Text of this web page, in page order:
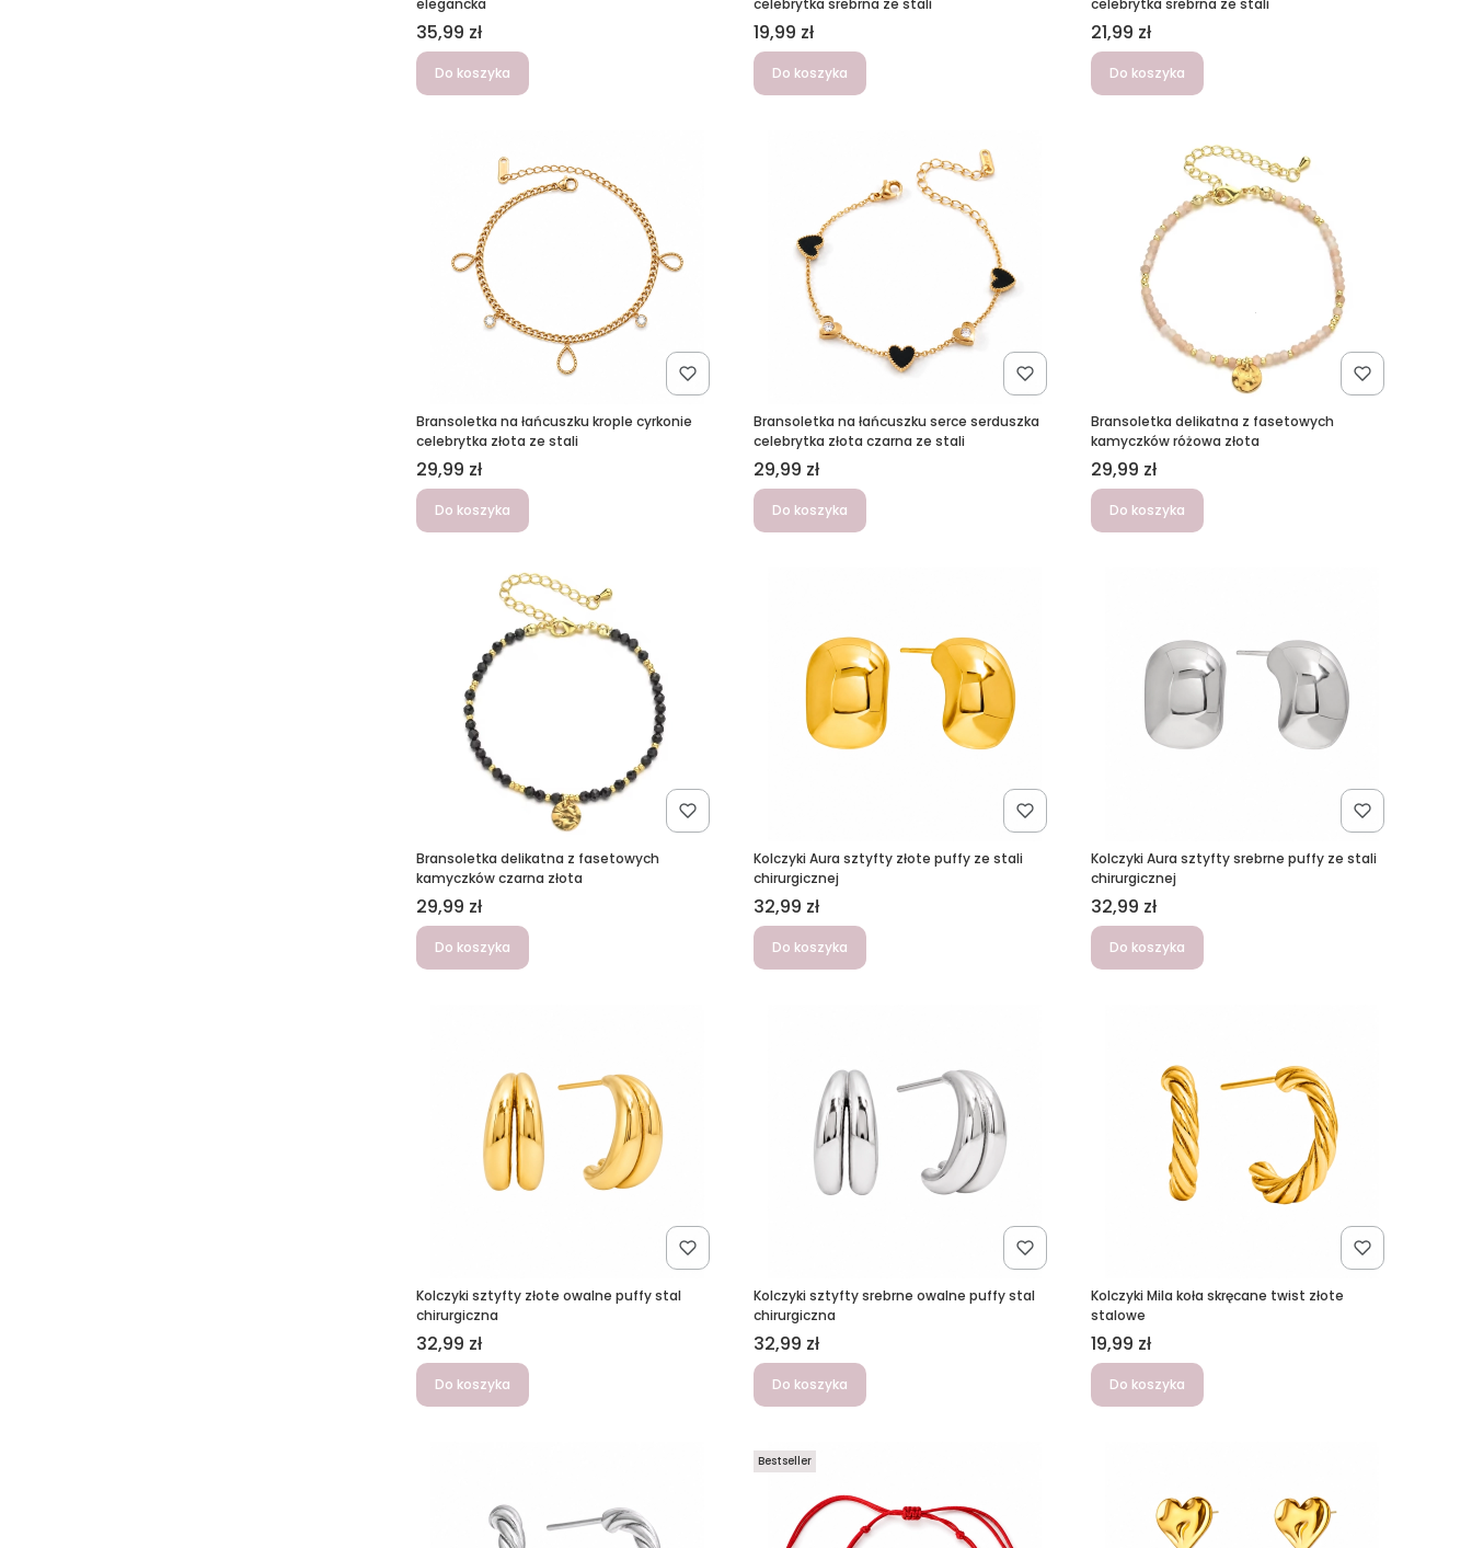
Cena
35,99 zł
Do koszyka
Cena
19,99 zł
Do koszyka
Cena
21,99 zł
Do koszyka
Bransoletka na łańcuszku krople cyrkonie
celebrytka złota ze stali
Cena
29,99 zł
Do koszyka
Bransoletka na łańcuszku serce serduszka
celebrytka złota czarna ze stali
Cena
29,99 zł
Do koszyka
Bransoletka delikatna z fasetowych
kamyczków różowa złota
Cena
29,99 zł
Do koszyka
Bransoletka delikatna z fasetowych
kamyczków czarna złota
Cena
29,99 zł
Do koszyka
Kolczyki Aura sztyfty złote puffy ze stali
chirurgicznej
Cena
32,99 zł
Do koszyka
Kolczyki Aura sztyfty srebrne puffy ze stali
chirurgicznej
Cena
32,99 zł
Do koszyka
Kolczyki sztyfty złote owalne puffy stal
chirurgiczna
Cena
32,99 zł
Do koszyka
Kolczyki sztyfty srebrne owalne puffy stal
chirurgiczna
Cena
32,99 zł
Do koszyka
Kolczyki Mila koła skręcane twist złote
stalowe
Cena
19,99 zł
Do koszyka
Bestseller